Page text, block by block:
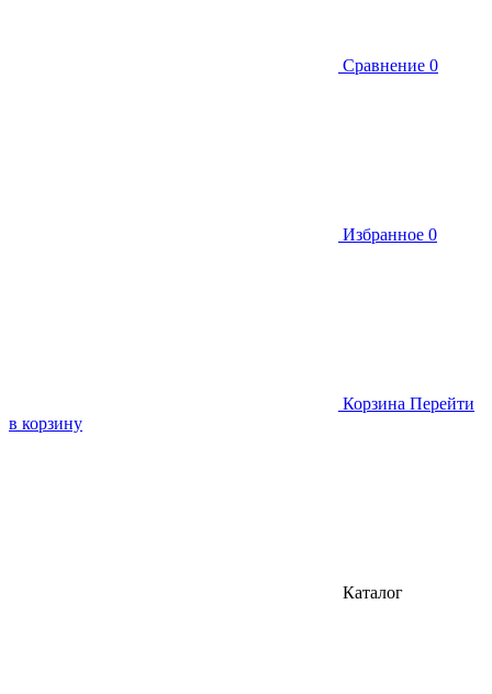
Сравнение 0
Избранное 0
Корзина Перейти
в корзину
Каталог